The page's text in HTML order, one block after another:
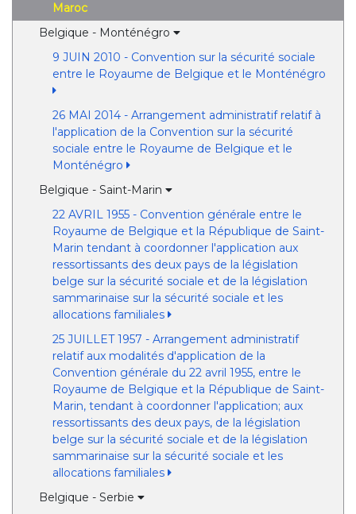
Maroc
Belgique - Monténégro
9 JUIN 2010 - Convention sur la sécurité sociale
entre le Royaume de Belgique et le Monténégro
26 MAI 2014 - Arrangement administratif relatif à
l'application de la Convention sur la sécurité
sociale entre le Royaume de Belgique et le
Monténégro
Belgique - Saint-Marin
22 AVRIL 1955 - Convention générale entre le
Royaume de Belgique et la République de Saint-
Marin tendant à coordonner l'application aux
ressortissants des deux pays de la législation
belge sur la sécurité sociale et de la législation
sammarinaise sur la sécurité sociale et les
allocations familiales
25 JUILLET 1957 - Arrangement administratif
relatif aux modalités d'application de la
Convention générale du 22 avril 1955, entre le
Royaume de Belgique et la République de Saint-
Marin, tendant à coordonner l'application; aux
ressortissants des deux pays, de la législation
belge sur la sécurité sociale et de la législation
sammarinaise sur la sécurité sociale et les
allocations familiales
Belgique - Serbie